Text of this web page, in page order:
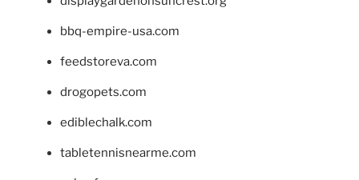
bbq-empire-usa.com
feedstoreva.com
drogopets.com
ediblechalk.com
tabletennisnearme.com